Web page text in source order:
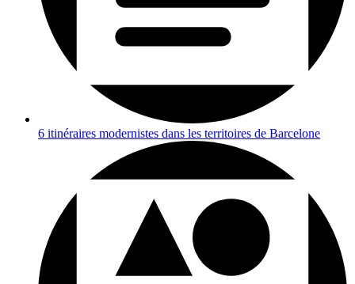
6 itinéraires modernistes dans les territoires de Barcelone